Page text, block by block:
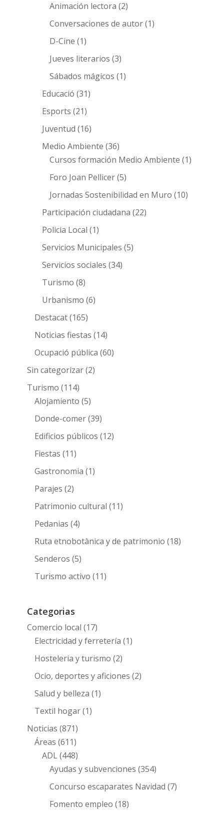
Animación lectora (2)
Conversaciones de autor(1)
D-Cine (1)
Jueves literarios (3)
Sábados mágicos (1)
Educació (31)
Esports (21)
Juventud (16)
Medio Ambiente (36)
Cursos formación Medio Ambiente (1)
Foro Joan Pellicer(5)
Jornadas Sostenibilidad en Muro (10)
Participación ciudadana (22)
Policia Local (1)
Servicios Municipales (5)
Servicios sociales (34)
Turismo (8)
Urbanismo (6)
Destacat(165)
Noticias fiestas (14)
Ocupació pública (60)
Sin categorizar(2)
Turismo (114)
Alojamiento (5)
Donde-comer(39)
Edificios públicos (12)
Fiestas (11)
Gastronomia (1)
Parajes (2)
Patrimonio cultural (11)
Pedanias (4)
Ruta etnobotànica y de patrimonio (18)
Senderos (5)
Turismo activo (11)
Categorias
Comercio local (17)
Electricidad y ferretería (1)
Hosteleria y turismo (2)
Ocio, deportes y aficiones (2)
Salud y belleza (1)
Textil hogar(1)
Noticias (871)
Áreas (611)
ADL(448)
Ayudas y subvenciones (354)
Concurso escaparates Navidad (7)
Fomento empleo (18)